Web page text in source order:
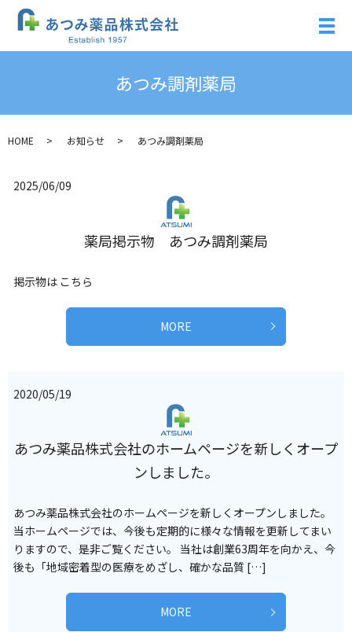
あつみ調剤薬局
HOME お知らせ あつみ調剤薬局
2025/06/09
薬局掲示物 あつみ調剤薬局
掲示物は こちら
MORE
2020/05/19
あつみ薬品株式会社のホームページを新しくオープ
ンしました。
あつみ薬品株式会社のホームページを新しくオープンしました。
当ホームページでは、今後も定期的に様々な情報を更新してまい
りますので、是非ご覧ください。 当社は創業63周年を向かえ、今
後も「地域密着型の医療をめざし、確かな品質 […]
MORE